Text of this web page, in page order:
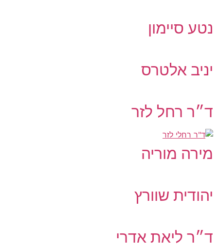
נטע סיימון
יניב אלטרס
ד״ר רחל לזר
מירה מוריה
יהודית שוורץ
ד״ר ליאת אדרי